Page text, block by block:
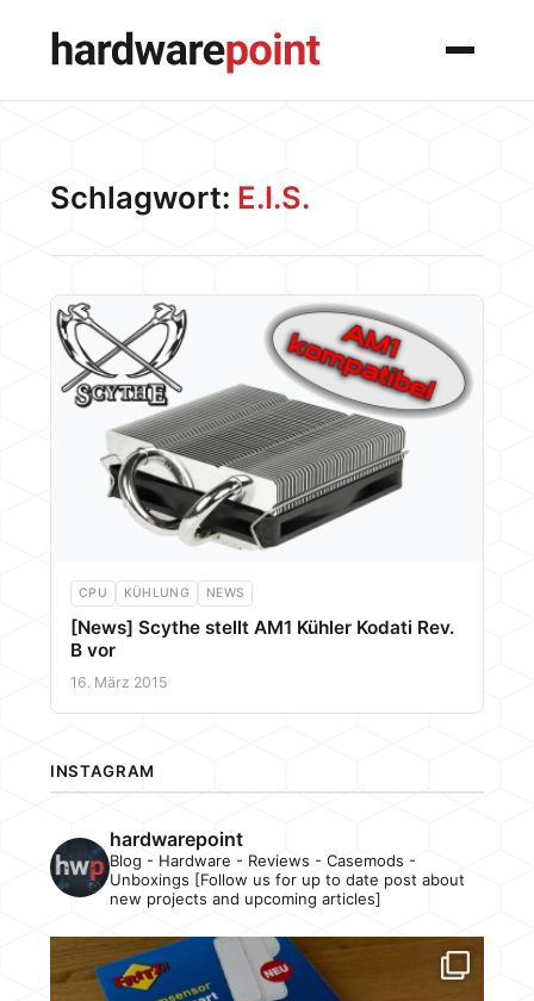
Menü
Schlagwort: E.I.S.
CPU KÜHLUNG NEWS
[News] Scythe stellt AM1 Kühler Kodati Rev.
B vor
16. März 2015
INSTAGRAM
hardwarepoint
Blog - Hardware - Reviews - Casemods -
Unboxings [Follow us for up to date post about
new projects and upcoming articles]